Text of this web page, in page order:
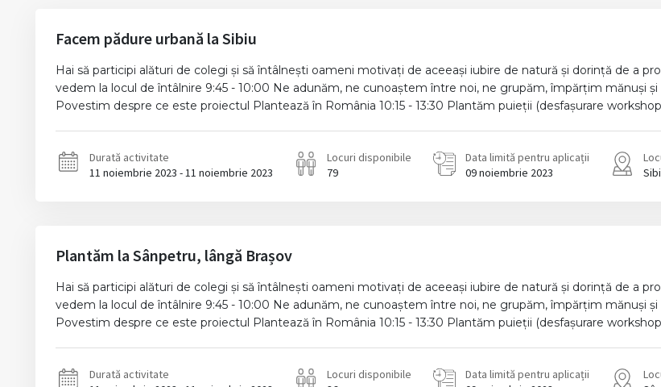
Facem pădure urbană la Sibiu
Hai să participi alături de colegi și să întâlnești oameni motivați de aceeași iubire de natură și dorință de a
vedem la locul de întâlnire 9:45 - 10:00 Ne adunăm, ne cunoaștem între noi, ne grupăm, împărțim mănuși
Povestim despre ce este proiectul Plantează în România 10:15 - 13:30 Plantăm puieții (desfașurare
Durată activitate
11 noiembrie 2023 - 11 noiembrie 2023
Locuri disponibile
79
Data limită pentru aplicații
09 noiembrie 2023
Plantăm la Sânpetru, lângă Brașov
Hai să participi alături de colegi și să întâlnești oameni motivați de aceeași iubire de natură și dorință de a
vedem la locul de întâlnire 9:45 - 10:00 Ne adunăm, ne cunoaștem între noi, ne grupăm, împărțim mănuși
Povestim despre ce este proiectul Plantează în România 10:15 - 13:30 Plantăm puieții (desfașurare
Durată activitate
Locuri disponibile
Data limită pentru aplicații